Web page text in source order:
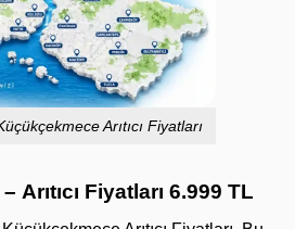
Arıtıcı Fiyatları
Arıtıcı Fiyatları 6.999 TL